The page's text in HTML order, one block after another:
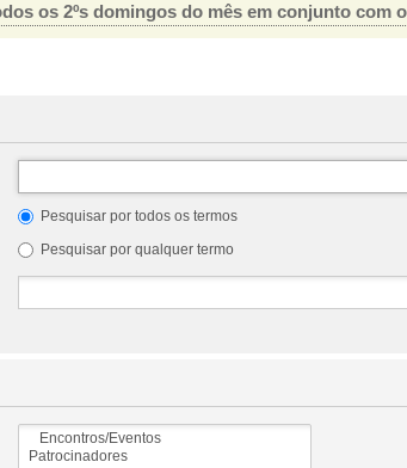
os 2ºs domingos do mês em conjunto com
Pesquisar por todos os termos
Pesquisar por qualquer termo